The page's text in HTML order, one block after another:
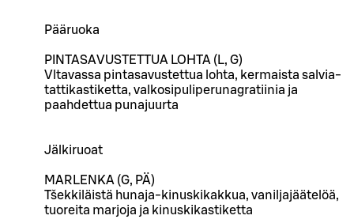
Pääruoka
PINTASAVUSTETTUA LOHTA (L, G)
Vltavassa pintasavustettua lohta, kermaista salvia-
tattikastiketta, valkosipuliperunagratiinia ja
paahdettua punajuurta
Jälkiruoat
MARLENKA (G, PÄ)
Tšekkiläistä hunaja-kinuskikakkua, vaniljajäätelöä,
tuoreita marjoja ja kinuskikastiketta